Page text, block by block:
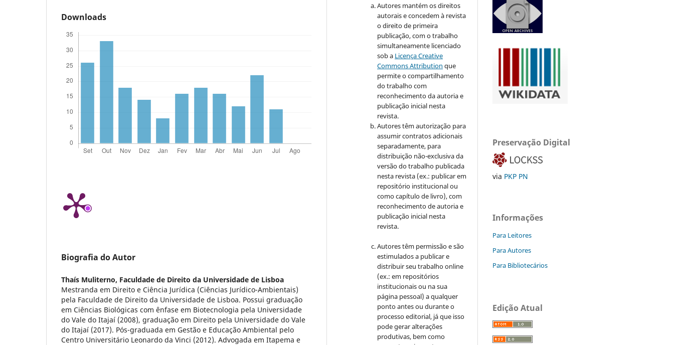
Downloads
Biografia do Autor
Thaís Muliterno, Faculdade de Direito da Universidade de Lisboa
Mestranda em Direito e Ciência Jurídica (Ciências Jurídico-Ambientais)
pela Faculdade de Direito da Universidade de Lisboa. Possui graduação
em Ciências Biológicas com ênfase em Biotecnologia pela Universidade
do Vale do Itajaí (2008), graduação em Direito pela Universidade do Vale
do Itajaí (2017). Pós-graduada em Gestão e Educação Ambiental pelo
Centro Universitário Leonardo da Vinci (2012). Advogada em Itapema e
Autores mantém os direitos
autorais e concedem à revista
o direito de primeira
publicação, com o trabalho
simultaneamente licenciado
sob a Licença Creative
Commons Attribution que
permite o compartilhamento
do trabalho com
reconhecimento da autoria e
publicação inicial nesta
revista.
Autores têm autorização para
assumir contratos adicionais
separadamente, para
distribuição não-exclusiva da
versão do trabalho publicada
nesta revista (ex.: publicar em
repositório institucional ou
como capítulo de livro), com
reconhecimento de autoria e
publicação inicial nesta
revista.
Autores têm permissão e são
estimulados a publicar e
distribuir seu trabalho online
(ex.: em repositórios
institucionais ou na sua
página pessoal) a qualquer
ponto antes ou durante o
processo editorial, já que isso
pode gerar alterações
produtivas, bem como
Preservação Digital
via PKP PN
Informações
Para Leitores
Para Autores
Para Bibliotecários
Edição Atual